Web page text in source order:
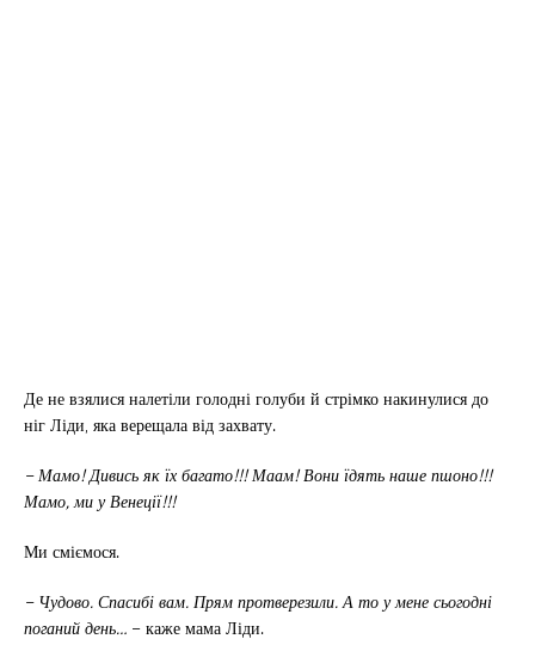
Де не взялися налетіли голодні голуби й стрімко накинулися до
ніг Ліди, яка верещала від захвату.
– Мамо! Дивись як їх багато!!! Маам! Вони їдять наше пшоно!!!
Мамо, ми у Венеції!!!
Ми сміємося.
– Чудово. Спасибі вам. Прям протверезили. А то у мене сьогодні
поганий день… – каже мама Ліди.